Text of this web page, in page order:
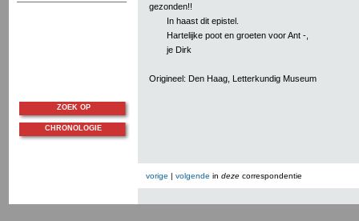
gezonden!!
In haast dit epistel.
Hartelijke poot en groeten voor Ant -,
je Dirk
Origineel: Den Haag, Letterkundig Museum
vorige | volgende in deze correspondentie
ZOEK OP
CHRONOLOGIE